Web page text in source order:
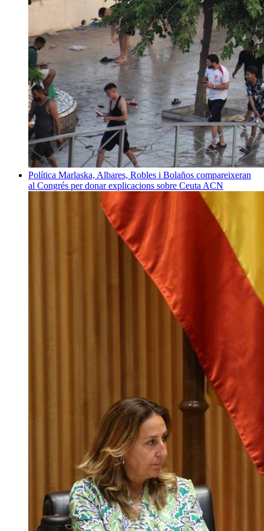
Política Marlaska, Albares, Robles i Bolaños compareixeran
al Congrés per donar explicacions sobre Ceuta ACN